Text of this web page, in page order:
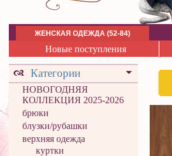
ЖЕНСКАЯ ОДЕЖДА (52-84)
Новые поступления
Категории
НОВОГОДНЯЯ
КОЛЛЕКЦИЯ 2025-2026
брюки
блузки/рубашки
верхняя одежда
куртки